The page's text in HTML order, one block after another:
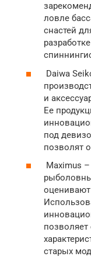
ловле
снастей
Daiwa
и
Ее
под
позволят
Maximus
старых